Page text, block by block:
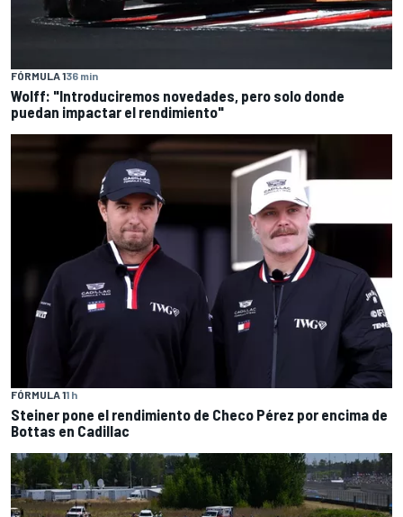
FÓRMULA 136 min
Wolff: "Introduciremos novedades, pero solo donde
puedan impactar el rendimiento"
FÓRMULA 11 h
Steiner pone el rendimiento de Checo Pérez por encima de
Bottas en Cadillac